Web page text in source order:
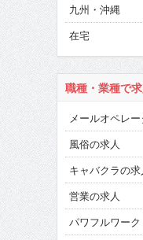
九州・沖縄
在宅
職種・業種で
メールオペレー
風俗の求人
キャバクラの求
営業の求人
パワフルワーク